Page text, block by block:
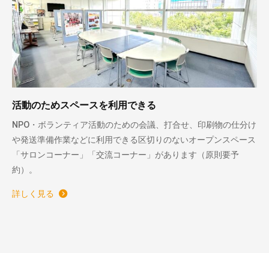
活動のためスペースを利用できる
NPO・ボランティア活動のための会議、打合せ、印刷物の仕分け
や発送準備作業などに利用できる区切りのないオープンスペース
「サロンコーナー」「交流コーナー」があります（原則要予
約）。
詳しく見る